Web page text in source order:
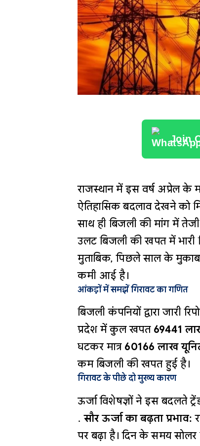
Join
राजस्थान में इस वर्ष अप्रेल
ऐतिहासिक बदलाव देखने को
साथ ही बिजली की मांग में
उलट बिजली की खपत में भारी
मुताबिक, पिछले साल के
कमी आई है।
आंकड़ों में समझें गिरावट का गणित
बिजली कंपनियों द्वारा जारी
प्रदेश में कुल खपत 69441
घटकर मात्र 60166 लाख
कम बिजली की खपत हुई है।
गिरावट के पीछे दो मुख्य कारण
ऊर्जा विशेषज्ञों ने इस बदलते
सौर ऊर्जा का बढ़ता प्रभाव:
पर बढ़ा है। दिन के समय